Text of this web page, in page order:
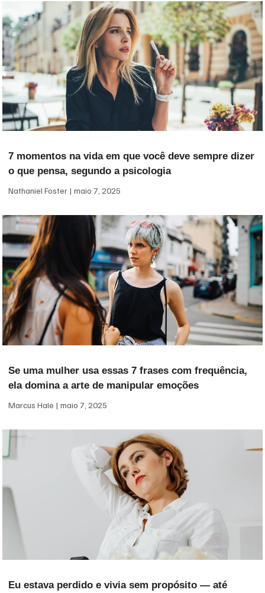
7 momentos na vida em que você deve sempre dizer
o que pensa, segundo a psicologia
Nathaniel Foster maio 7, 2025
Se uma mulher usa essas 7 frases com frequência,
ela domina a arte de manipular emoções
Marcus Hale maio 7, 2025
Eu estava perdido e vivia sem propósito — até